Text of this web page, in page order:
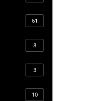
61
8
3
10